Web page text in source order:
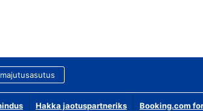
Hakka jaotuspartneriks Booking.com